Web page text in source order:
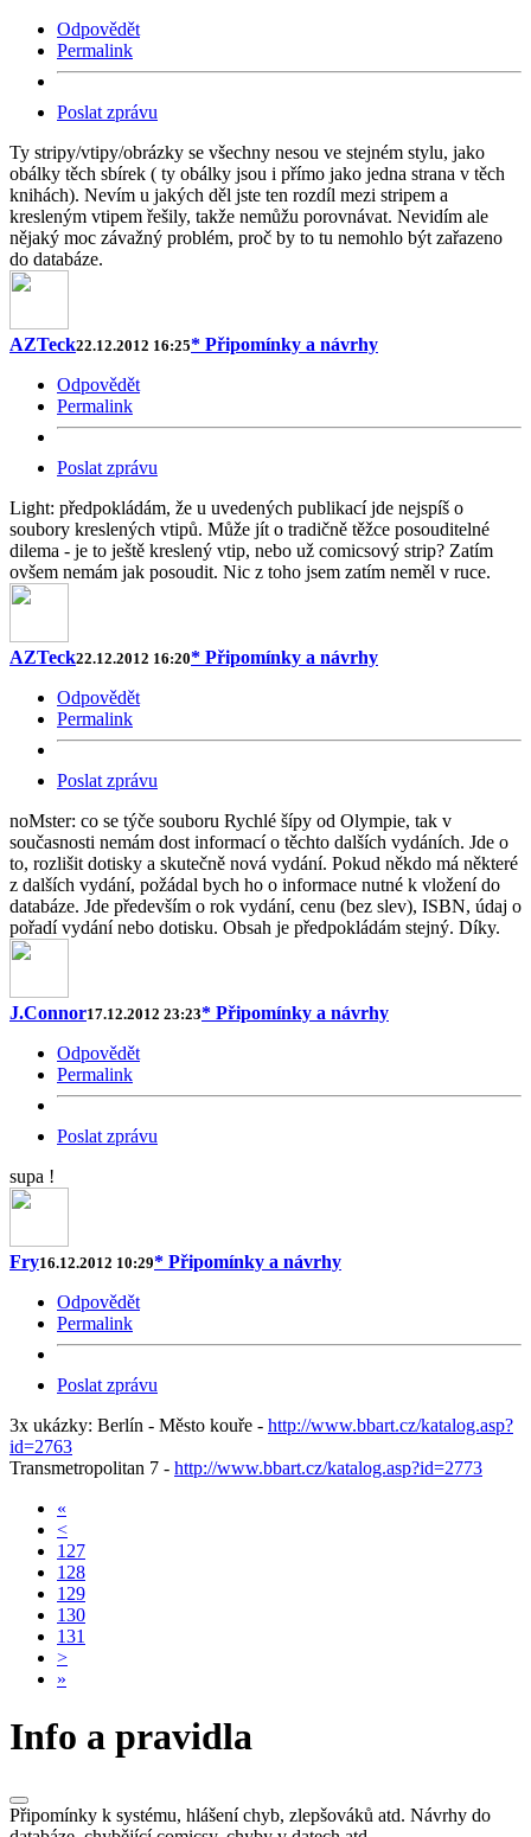
Odpovědět
Permalink
Poslat zprávu
Ty stripy/vtipy/obrázky se všechny nesou ve stejném stylu, jako
obálky těch sbírek ( ty obálky jsou i přímo jako jedna strana v těch
knihách). Nevím u jakých děl jste ten rozdíl mezi stripem a
kresleným vtipem řešily, takže nemůžu porovnávat. Nevidím ale
nějaký moc závažný problém, proč by to tu nemohlo být zařazeno
do databáze.
AZTeck22.12.2012 16:25* Připomínky a návrhy
Odpovědět
Permalink
Poslat zprávu
Light: předpokládám, že u uvedených publikací jde nejspíš o
soubory kreslených vtipů. Může jít o tradičně těžce posouditelné
dilema - je to ještě kreslený vtip, nebo už comicsový strip? Zatím
ovšem nemám jak posoudit. Nic z toho jsem zatím neměl v ruce.
AZTeck22.12.2012 16:20* Připomínky a návrhy
Odpovědět
Permalink
Poslat zprávu
noMster: co se týče souboru Rychlé šípy od Olympie, tak v
současnosti nemám dost informací o těchto dalších vydáních. Jde o
to, rozlišit dotisky a skutečně nová vydání. Pokud někdo má některé
z dalších vydání, požádal bych ho o informace nutné k vložení do
databáze. Jde především o rok vydání, cenu (bez slev), ISBN, údaj o
pořadí vydání nebo dotisku. Obsah je předpokládám stejný. Díky.
J.Connor17.12.2012 23:23* Připomínky a návrhy
Odpovědět
Permalink
Poslat zprávu
supa !
Fry16.12.2012 10:29* Připomínky a návrhy
Odpovědět
Permalink
Poslat zprávu
3x ukázky: Berlín - Město kouře - http://www.bbart.cz/katalog.asp?
id=2763
Transmetropolitan 7 - http://www.bbart.cz/katalog.asp?id=2773
«
<
127
128
129
130
131
>
»
Info a pravidla
Připomínky k systému, hlášení chyb, zlepšováků atd. Návrhy do